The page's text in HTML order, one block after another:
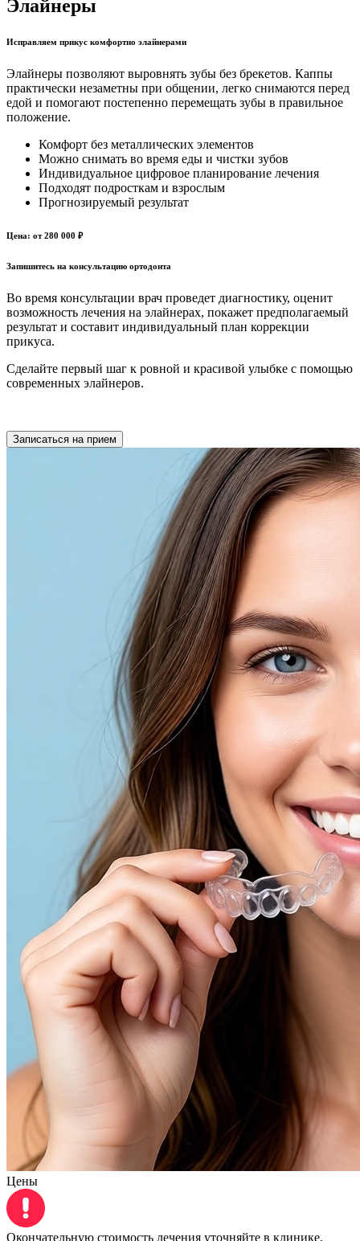
Элайнеры
Исправляем прикус комфортно элайнерами
Элайнеры позволяют выровнять зубы без брекетов. Каппы
практически незаметны при общении, легко снимаются перед
едой и помогают постепенно перемещать зубы в правильное
положение.
Комфорт без металлических элементов
Можно снимать во время еды и чистки зубов
Индивидуальное цифровое планирование лечения
Подходят подросткам и взрослым
Прогнозируемый результат
Цена: от 280 000 ₽
Запишитесь на консультацию ортодонта
Во время консультации врач проведет диагностику, оценит
возможность лечения на элайнерах, покажет предполагаемый
результат и составит индивидуальный план коррекции
прикуса.
Сделайте первый шаг к ровной и красивой улыбке с помощью
современных элайнеров.
Записаться на прием
Цены
Окончательную стоимость лечения уточняйте в клинике,